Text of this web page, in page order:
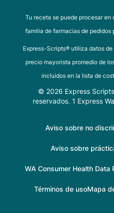
Tu receta se puede procesar
familia de farmacias de pedidos
Express-Scripts® utiliza datos
precio mayorista promedio de
incluidos en la lista de
© 2026 Express
reservados. 1 Express
Aviso sobre no
Aviso sobre
WA Consumer Health Data
Términos de usoMapa